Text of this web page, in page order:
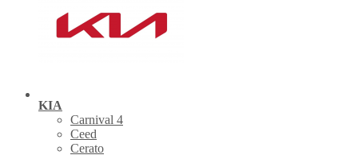
KIA
Carnival 4
Ceed
Cerato